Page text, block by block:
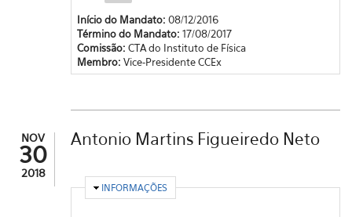
Início do Mandato: 08/12/2016
Término do Mandato: 17/08/2017
Comissão: CTA do Instituto de Física
Membro: Vice-Presidente CCEx
NOV
30
2018
Antonio Martins Figueiredo Neto
OCULTAR
INFORMAÇÕES